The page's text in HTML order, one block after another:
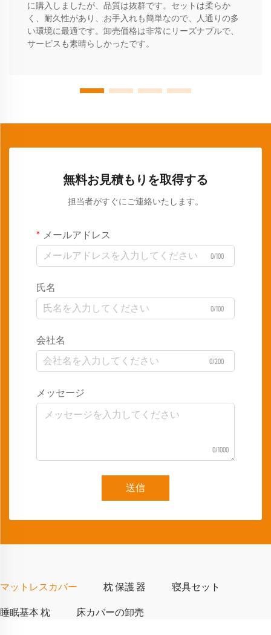
に購入しましたが、品質は抜群です。セットは柔らか
く、耐久性があり、お手入れも簡単なので、人通りの多
い環境に最適です。卸売価格は非常にリーズナブルで、
サービスも素晴らしかったです。
無料お見積もりを取得する
担当者がすぐにご連絡いたします。
メールアドレス
0/100
氏名
0/100
会社名
0/200
メッセージ
0/1000
送信
マットレスカバー 枕 保護 器 寝具セット
睡眠基本 枕 床カバーの卸売